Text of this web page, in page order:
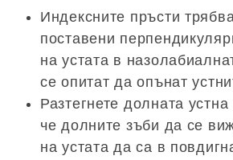
Индексните пръсти
поставени
на устата в
се опитат да опънат
Разтегнете долната
че долните зъби да се
на устата да са в